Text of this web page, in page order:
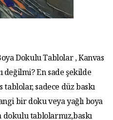
Dokulu Tablolar , Kanvas
değilmi? En sade şekilde
sadece düz baskı
bir doku veya yağlı boya
tablolarmız,baskı